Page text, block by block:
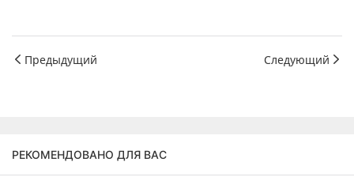
Предыдущий Следующий
РЕКОМЕНДОВАНО ДЛЯ ВАС